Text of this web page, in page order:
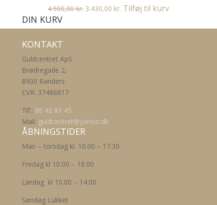
Mulighederne
vælges
4.900,00kr. Den
pris
3.430,00 kr. Den
pris
Tilføj til kurv
DIN KURV
KONTAKT
Guldcentret ApS
Brødregade 2,
8900 Randers
CVR: 37486817
Tlf.: 86 42 81 45
Mail: guldcentret@yahoo.dk
ÅBNINGSTIDER
Man – torsdag kl. 10.00 – 17.30
Fredag kl 10.00 – 18.00
Lørdag kl 10.00 – 14.00
Søndag Lukket